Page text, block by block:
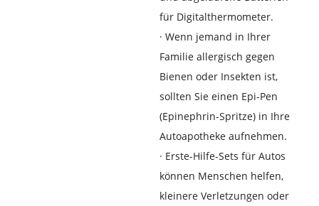
für Digitalthermometer.
· Wenn jemand in Ihrer
Familie allergisch gegen
Bienen oder Insekten ist,
sollten Sie einen Epi-Pen
(Epinephrin-Spritze) in Ihre
Autoapotheke aufnehmen.
· Erste-Hilfe-Sets für Autos
können Menschen helfen,
kleinere Verletzungen oder